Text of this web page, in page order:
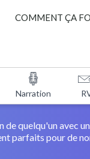
COMMENT ÇA
OUTILS
FAQ
Narration
de quelqu'un avec
parfaits pour de